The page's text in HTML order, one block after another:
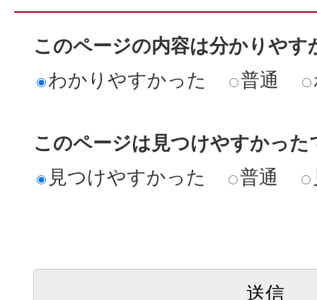
このページの内容は分かりやす
わかりやすかった
普通
このページは見つけやすかった
見つけやすかった
普通